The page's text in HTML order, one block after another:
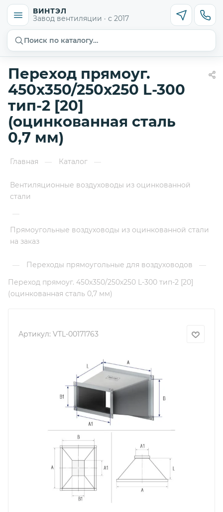
ВИНТЭЛ
Завод вентиляции · с 2017
Поиск по каталогу…
Переход прямоуг.
450х350/250х250 L-300
тип-2 [20]
(оцинкованная сталь
0,7 мм)
Главная — Каталог —
Вентиляционные воздуховоды из оцинкованной
стали
—
Прямоугольные воздуховоды из оцинкованной стали
на заказ
— Переходы прямоугольные для воздуховодов
—
Переход прямоуг. 450х350/250х250 L-300 тип-2 [20]
(оцинкованная сталь 0,7 мм)
Артикул: VTL-00171763